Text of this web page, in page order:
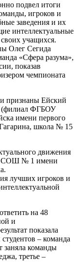
подвел итоги
игроков и
заведения и их
интеллектуальные
учащихся.
Олег Сегида
«Сфера разума»,
показав
чемпионата
признаны Ейский
(филиал ФГБОУ
имени первого
школа № 15
движения
СОШ № 1 имени
лучших игроков и
на 48
и
показала
– команда
команды
третье –